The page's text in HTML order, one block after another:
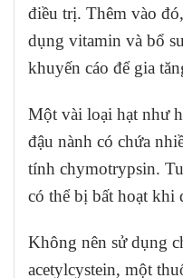
điều trị. Thêm vào
dụng vitamin và bổ
khuyến cáo để gia
Một vài loại hạt như
đậu nành có chứa
tính chymotrypsin.
có thể bị bất hoạt khi
Không nên sử dụng
acetylcystein, một